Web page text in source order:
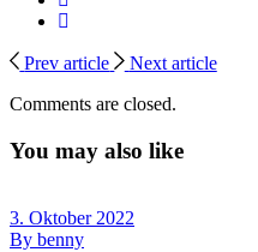
Prev article
Next article
Comments are closed.
You may also like
3. Oktober 2022
By benny